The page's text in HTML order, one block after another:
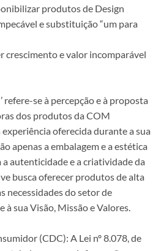
produtos de Design
e substituição “um para
crescimento e valor incomparável
refere-se à percepção e à proposta
dos produtos da COM
oferecida durante a sua
apenas a embalagem e a estética
autenticidade e a criatividade da
busca oferecer produtos de alta
necessidades do setor de
sua Visão, Missão e Valores.
(CDC): A Lei nº 8.078, de